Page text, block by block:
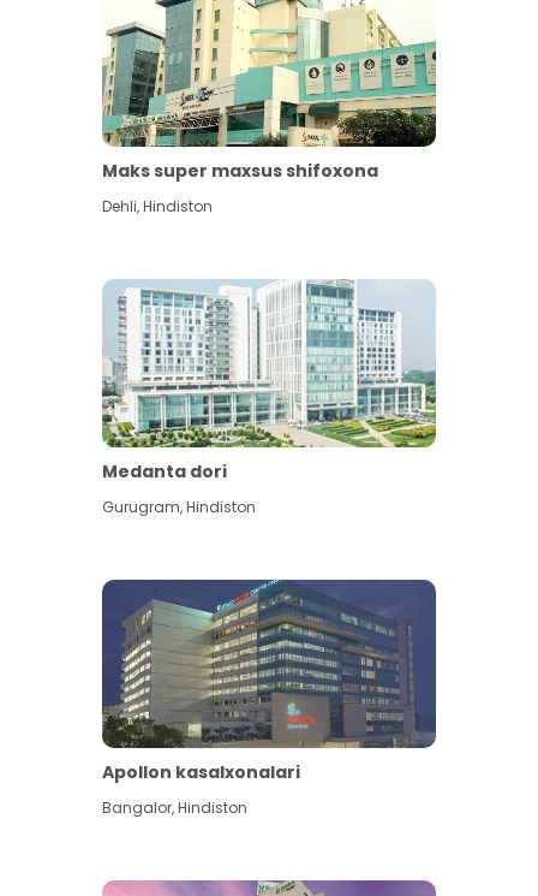
Maks super maxsus shifoxona
Dehli,Hindiston
Medanta dori
Gurugram,Hindiston
Apollon kasalxonalari
Bangalor,Hindiston